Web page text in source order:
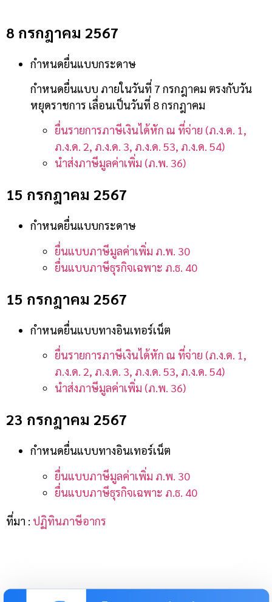
8 กรกฎาคม 2567
กำหนดยื่นแบบกระดาษ
กำหนดยื่นแบบ ภายในวันที่ 7 กรกฎาคม ตรงกับวัน
หยุดราชการ เลื่อนเป็นวันที่ 8 กรกฎาคม
ยื่นรายการภาษีเงินได้หัก ณ ที่จ่าย (ภ.ง.ด. 1,
ภ.ง.ด. 2, ภ.ง.ด. 3, ภ.ง.ด. 53, ภ.ง.ด. 54)
นำส่งภาษีมูลค่าเพิ่ม (ภ.พ. 36)
15 กรกฎาคม 2567
กำหนดยื่นแบบกระดาษ
ยื่นแบบภาษีมูลค่าเพิ่ม ภ.พ. 30
ยื่นแบบภาษีธุรกิจเฉพาะ ภ.ธ. 40
15 กรกฎาคม 2567
กำหนดยื่นแบบทางอินเทอร์เน็ต
ยื่นรายการภาษีเงินได้หัก ณ ที่จ่าย (ภ.ง.ด. 1,
ภ.ง.ด. 2, ภ.ง.ด. 3, ภ.ง.ด. 53, ภ.ง.ด. 54)
นำส่งภาษีมูลค่าเพิ่ม (ภ.พ. 36)
23 กรกฎาคม 2567
กำหนดยื่นแบบทางอินเทอร์เน็ต
ยื่นแบบภาษีมูลค่าเพิ่ม ภ.พ. 30
ยื่นแบบภาษีธุรกิจเฉพาะ ภ.ธ. 40
ที่มา : ปฏิทินภาษีอากร